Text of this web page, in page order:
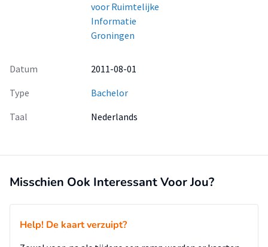
voor Ruimtelijke
Informatie
Groningen
Datum
2011-08-01
Type
Bachelor
Taal
Nederlands
Misschien Ook Interessant Voor Jou?
Help! De kaart verzuipt?